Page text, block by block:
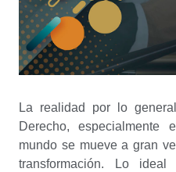
La realidad por lo
Derecho, especialmente
mundo se mueve a gran
transformación. Lo